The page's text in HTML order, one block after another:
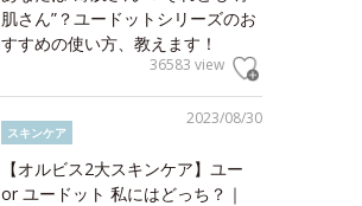
肌さん”？ユードットシリーズのお
すすめの使い方、教えます！
36583 view
2023/08/30
スキンケア
【オルビス2大スキンケア】ユー
or ユードット 私にはどっち？｜